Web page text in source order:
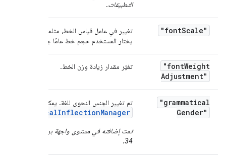
التطبيقات.
"fontScale"
تغيير في عامل قياس الخط، مثلما يحدث عندما
يختار المستخدم حجم خط عامًا جديدًا.
"fontWeight
Adjustment"
تغيّر مقدار زيادة وزن الخط.
"grammatical
Gender"
تم تغيير الجنس النحوي للغة. يمكنك الاطّلاع على
GrammaticalInflectionManager
تمت إضافته في مستوى واجهة برمجة التطبيقات
34
.